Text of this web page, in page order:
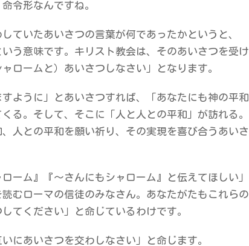
令形なんですね。
ていたあいさつの言葉が何であったかというと、
いう意味です。キリスト教会は、そのあいさつを受け
ロームと）あいさつしなさい」となります。
すように」とあいさつすれば、「あなたにも神の平和
る。そして、そこに「人と人との平和」が訪れる。
人との平和を願い祈り、その実現を喜び合うあいさ
ーム』『～さんにもシャローム』と伝えてほしい」
むローマの信徒のみなさん。あなたがたもこれらの
てください」と命じているわけです。
にあいさつを交わしなさい」と命じます。